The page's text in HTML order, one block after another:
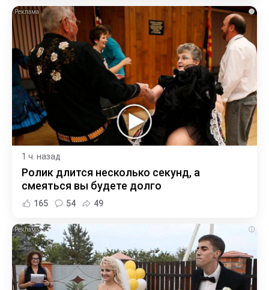
i
1 ч. назад
Ролик длится несколько секунд, а
смеяться вы будете долго
165 54 49
i